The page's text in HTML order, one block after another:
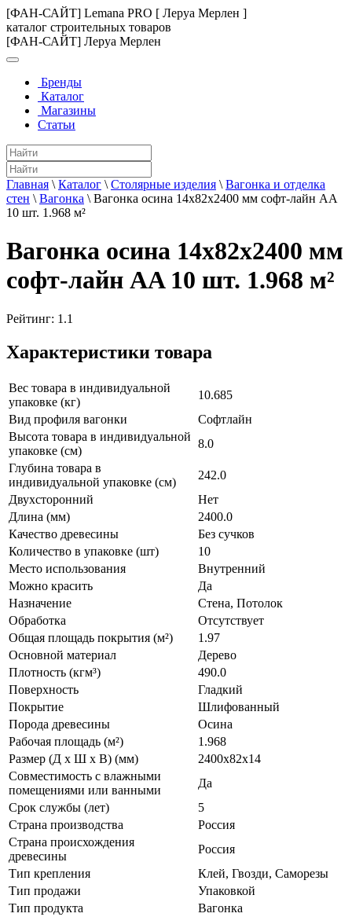
[ФАН-САЙТ] Lemana PRO [ Леруа Мерлен ]
каталог строительных товаров
[ФАН-САЙТ] Леруа Мерлен
Бренды
Каталог
Магазины
Статьи
Главная \ Каталог \ Столярные изделия \ Вагонка и отделка
стен \ Вагонка \ Вагонка осина 14х82х2400 мм софт-лайн AA
10 шт. 1.968 м²
Вагонка осина 14х82х2400 мм
софт-лайн AA 10 шт. 1.968 м²
Рейтинг: 1.1
Характеристики товара
Вес товара в индивидуальной
упаковке (кг)
10.685
Вид профиля вагонки
Софтлайн
Высота товара в индивидуальной
упаковке (см)
8.0
Глубина товара в
индивидуальной упаковке (см)
242.0
Двухсторонний
Нет
Длина (мм)
2400.0
Качество древесины
Без сучков
Количество в упаковке (шт)
10
Место использования
Внутренний
Можно красить
Да
Назначение
Стена, Потолок
Обработка
Отсутствует
Общая площадь покрытия (м²)
1.97
Основной материал
Дерево
Плотность (кгм³)
490.0
Поверхность
Гладкий
Покрытие
Шлифованный
Порода древесины
Oсина
Рабочая площадь (м²)
1.968
Размер (Д х Ш х В) (мм)
2400х82х14
Совместимость с влажными
помещениями или ванными
Да
Срок службы (лет)
5
Страна производства
Россия
Страна происхождения
древесины
Россия
Тип крепления
Клей, Гвозди, Саморезы
Тип продажи
Упаковкой
Тип продукта
Вагонка